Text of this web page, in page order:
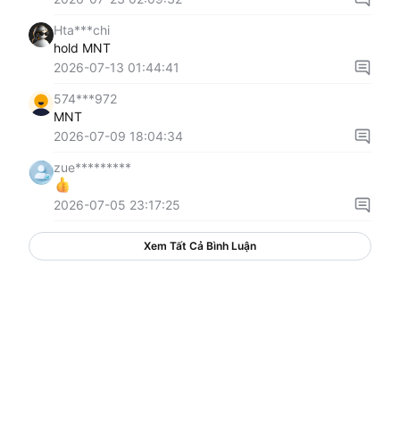
Hta***chi
hold MNT
2026-07-13 01:44:41
574***972
MNT
2026-07-09 18:04:34
zue*********
2026-07-05 23:17:25
Xem Tất Cả Bình Luận